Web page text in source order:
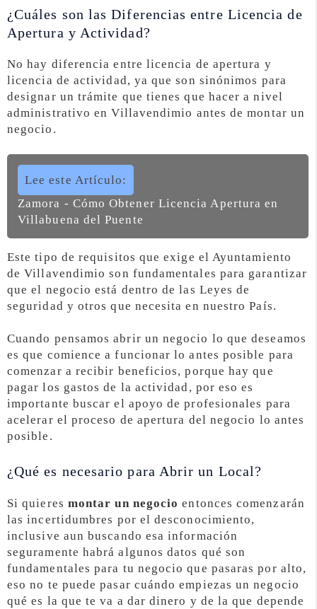
¿Cuáles son las Diferencias entre Licencia de
Apertura y Actividad?
No hay diferencia entre licencia de apertura y
licencia de actividad, ya que son sinónimos para
designar un trámite que tienes que hacer a nivel
administrativo en Villavendimio antes de montar un
negocio.
Lee este Artículo:
Zamora - Cómo Obtener Licencia Apertura en
Villabuena del Puente
Este tipo de requisitos que exige el Ayuntamiento
de Villavendimio son fundamentales para garantizar
que el negocio está dentro de las Leyes de
seguridad y otros que necesita en nuestro País.
Cuando pensamos abrir un negocio lo que deseamos
es que comience a funcionar lo antes posible para
comenzar a recibir beneficios, porque hay que
pagar los gastos de la actividad, por eso es
importante buscar el apoyo de profesionales para
acelerar el proceso de apertura del negocio lo antes
posible.
¿Qué es necesario para Abrir un Local?
Si quieres montar un negocio entonces comenzarán
las incertidumbres por el desconocimiento,
inclusive aun buscando esa información
seguramente habrá algunos datos qué son
fundamentales para tu negocio que pasaras por alto,
eso no te puede pasar cuándo empiezas un negocio
qué es la que te va a dar dinero y de la que depende